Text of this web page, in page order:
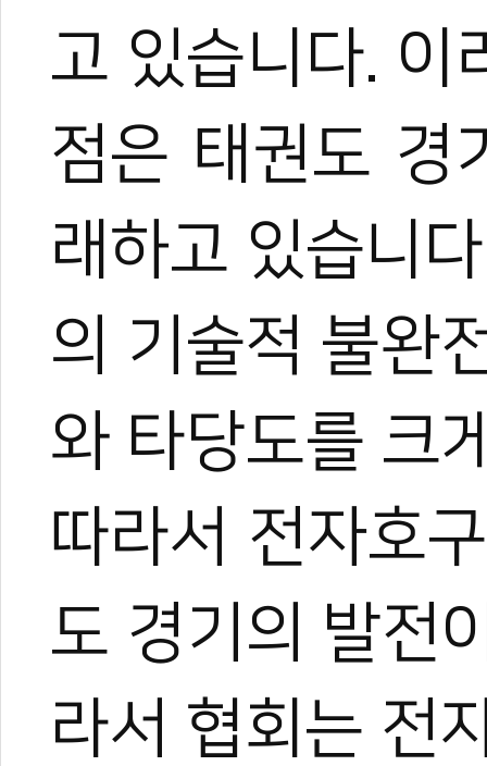
고 있습니다. 이
점은 태권도 경
래하고 있습니
의 기술적 불완
와 타당도를 크
따라서 전자호
도 경기의 발전
라서 협회는 전